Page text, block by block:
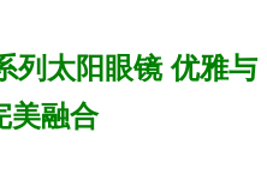
列太阳眼镜 优雅与
美融合